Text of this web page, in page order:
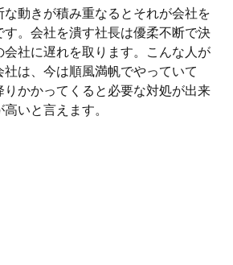
動きが積み重なるとそれが会社を
。会社を潰す社長は優柔不断で決
会社に遅れを取ります。こんな人が
は、今は順風満帆でやっていて
りかかってくると必要な対処が出来
いと言えます。